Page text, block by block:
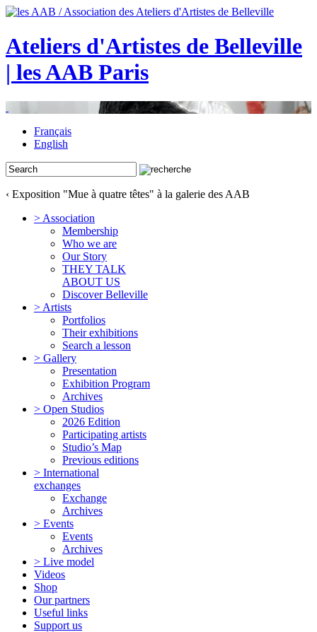
Ateliers d'Artistes de Belleville
| les AAB Paris
Français
English
‹ Exposition "Mue à quatre têtes" à la galerie des AAB
> Association
Membership
Who we are
Our Story
THEY TALK
ABOUT US
Discover Belleville
> Artists
Portfolios
Their exhibitions
Search a lesson
> Gallery
Presentation
Exhibition Program
Archives
> Open Studios
2026 Edition
Participating artists
Studio’s Map
Previous editions
> International
exchanges
Exchange
Archives
> Events
Events
Archives
> Live model
Videos
Shop
Our partners
Useful links
Support us